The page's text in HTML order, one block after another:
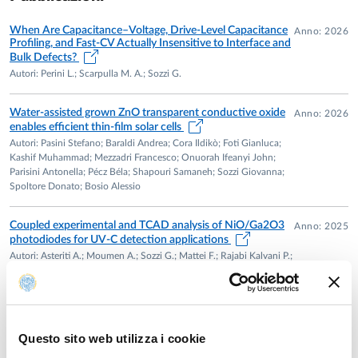
Questo sito web utilizza i cookie
nei Corsi di Laurea e Laurea Magistrale dell’area
dell’Ingegneria dell’Informazione. Attualmente è docente al
primo anno del corso di Laurea in Ingegneria Informatica,
Elettronica e delle Telecomunicazioni, dove tiene
l’insegnamento di Fondamenti e Laboratorio di Elettronica
Ingegneria Elettronica, dove tiene l’insegnamento di
Elettronica per le Energie Rinnovabili.
La sua attività di ricerca riguarda la modellazione,
simulazione numerica e caratterizzazione di dispositivi a
semiconduttore, con riferimento a diverse tecnologie e
materiali. In particolare, i suoi interessi si concentrano sulle
celle solari a film sottile e III-V, analizzate mediante
il funzionamento interno del dispositivo, supportare lo
sviluppo di nuove architetture e interpretare le tecniche di
band-gap in carburo di silicio (SiC) e ossido di gallio (Ga₂O₃)
When Are Capacitance–Voltage, Drive-Level Capacitance
Profiling, and Fast-CV Actually Insensitive to Interface and
Bulk Defects?
Autori: Perini L.; Scarpulla M. A.; Sozzi G.
Anno: 2026
Water-assisted grown ZnO transparent conductive oxide
enables efficient thin-film solar cells
Autori: Pasini Stefano; Baraldi Andrea; Cora Ildikò; Foti Gianluca;
Kashif Muhammad; Mezzadri Francesco; Onuorah Ifeanyi John;
Parisini Antonella; Pécz Béla; Shapouri Samaneh; Sozzi Giovanna;
Spoltore Donato; Bosio Alessio
Anno: 2026
Coupled experimental and TCAD analysis of NiO/Ga2O3
photodiodes for UV-C detection applications
Autori: Asteriti A.; Moumen A.; Sozzi G.; Mattei F.; Rajabi Kalvani P.;
Mazzolini P.; Fornari R.; Verzellesi G.
Anno: 2025
patterns on the aging of lithium-ion batteries